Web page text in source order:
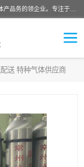
常州泳鑫气体有限公司是一家致力于为客户提供气体产品务的领企业。专注于环氧乙烷剂、环氧乙烷、高纯气体以及稀有和特种气体的研发、生产、销售和配送，产品广泛应用于医疗、电子、科研、化工、食品等多个领域。主要产品有：环氧乙烷灭菌剂，环氧乙烷，高纯氩，氮，氪，氙，氖，氘，笑，氦，氢，氧等各种稀有和特种气体。
送 特种气体供应商
气